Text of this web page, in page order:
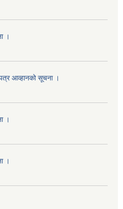
।
आव्हानको सूचना ।
।
।